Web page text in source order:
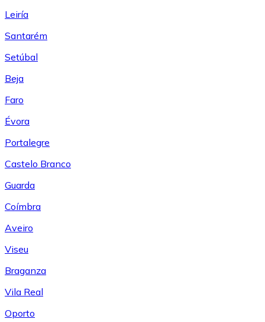
Leiría
Santarém
Setúbal
Beja
Faro
Évora
Portalegre
Castelo Branco
Guarda
Coímbra
Aveiro
Viseu
Braganza
Vila Real
Oporto